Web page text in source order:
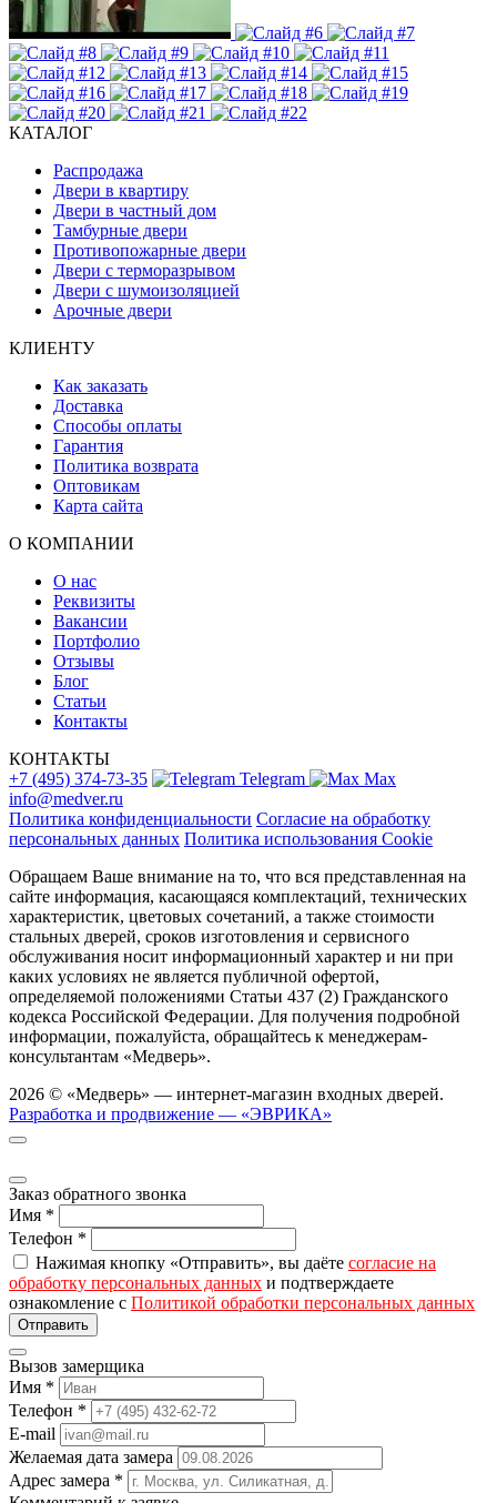
КАТАЛОГ
Распродажа
Двери в квартиру
Двери в частный дом
Тамбурные двери
Противопожарные двери
Двери с терморазрывом
Двери с шумоизоляцией
Арочные двери
КЛИЕНТУ
Как заказать
Доставка
Способы оплаты
Гарантия
Политика возврата
Оптовикам
Карта сайта
О КОМПАНИИ
О нас
Реквизиты
Вакансии
Портфолио
Отзывы
Блог
Статьи
Контакты
КОНТАКТЫ
+7 (495) 374-73-35
Telegram
Max
info@medver.ru
Политика конфиденциальности Согласие на обработку
персональных данных Политика использования Cookie
Обращаем Ваше внимание на то, что вся представленная на
сайте информация, касающаяся комплектаций, технических
характеристик, цветовых сочетаний, а также стоимости
стальных дверей, сроков изготовления и сервисного
обслуживания носит информационный характер и ни при
каких условиях не является публичной офертой,
определяемой положениями Статьи 437 (2) Гражданского
кодекса Российской Федерации. Для получения подробной
информации, пожалуйста, обращайтесь к менеджерам-
консультантам «Медверь».
2026 © «Медверь» — интернет-магазин входных дверей.
Разработка и продвижение — «ЭВРИКА»
Заказ обратного звонка
Имя *
Телефон *
Нажимая кнопку «Отправить», вы даёте согласие на
обработку персональных данных и подтверждаете
ознакомление с Политикой обработки персональных данных
Вызов замерщика
Имя *
Телефон *
E-mail
Желаемая дата замера
Адрес замера *